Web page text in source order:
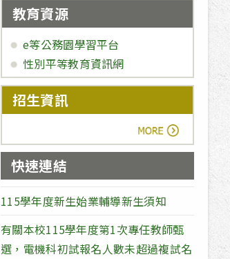
教育資源
e等公務園學習平台
性別平等教育資訊網
招生資訊
快速連結
115學年度新生始業輔導新生須知
有關本校115學年度第1次專任教師甄
選，電機科初試報名人數未超過複試名